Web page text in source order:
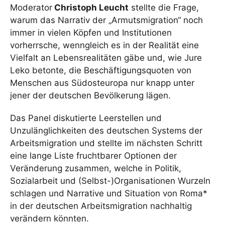
Moderator Christoph Leucht stellte die Frage,
warum das Narrativ der „Armutsmigration“ noch
immer in vielen Köpfen und Institutionen
vorherrsche, wenngleich es in der Realität eine
Vielfalt an Lebensrealitäten gäbe und, wie Jure
Leko betonte, die Beschäftigungsquoten von
Menschen aus Südosteuropa nur knapp unter
jener der deutschen Bevölkerung lägen.
Das Panel diskutierte Leerstellen und
Unzulänglichkeiten des deutschen Systems der
Arbeitsmigration und stellte im nächsten Schritt
eine lange Liste fruchtbarer Optionen der
Veränderung zusammen, welche in Politik,
Sozialarbeit und (Selbst-)Organisationen Wurzeln
schlagen und Narrative und Situation von Roma*
in der deutschen Arbeitsmigration nachhaltig
verändern könnten.